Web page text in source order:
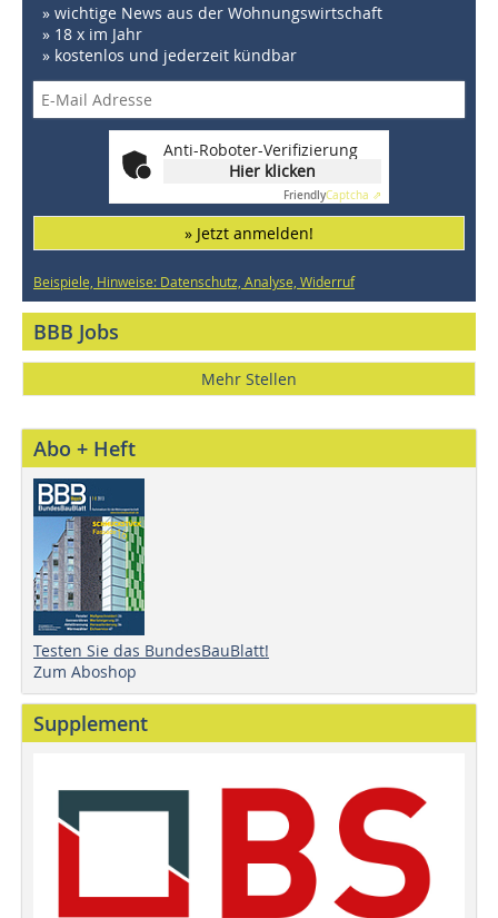
» wichtige News aus der Wohnungswirtschaft
» 18 x im Jahr
» kostenlos und jederzeit kündbar
Anti-Roboter-Verifizierung
Hier klicken
FriendlyCaptcha ⇗
» Jetzt anmelden!
Beispiele, Hinweise: Datenschutz, Analyse, Widerruf
BBB Jobs
Mehr Stellen
Abo + Heft
Testen Sie das BundesBauBlatt!
Zum Aboshop
Supplement